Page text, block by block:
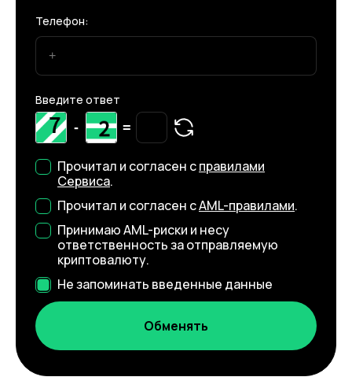
Телефон:
Введите ответ
- =
Прочитал и согласен справилами
Сервиса.
Прочитал и согласен сAML-правилами.
Принимаю AML-риски и несу
ответственность за отправляемую
криптовалюту.
Не запоминать введенные данные